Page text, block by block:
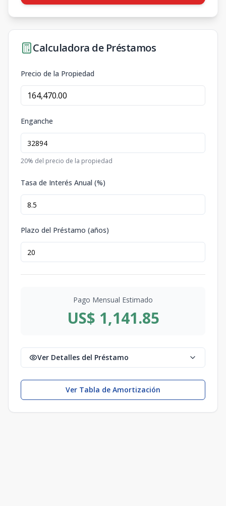
Calculadora de Préstamos
Precio de la Propiedad
Enganche
20% del precio de la propiedad
Tasa de Interés Anual (%)
Plazo del Préstamo (años)
Pago Mensual Estimado
US$ 1,141.85
Ver Detalles del Préstamo
Ver Tabla de Amortización